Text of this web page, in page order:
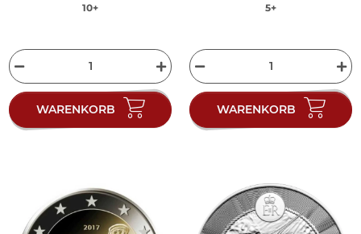
10+
WARENKORB
5+
WARENKORB